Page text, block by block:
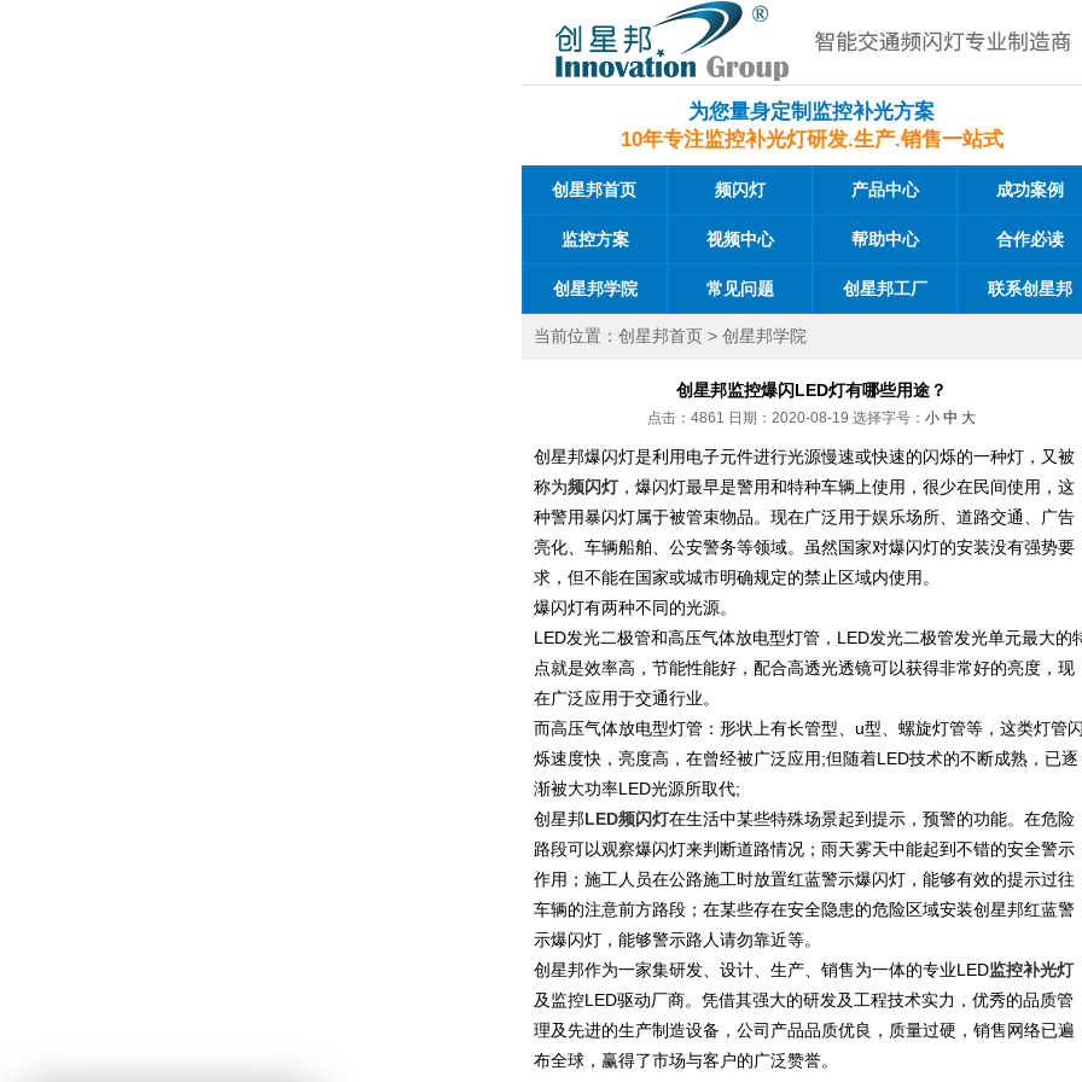
为您量身定制监控补光方案
10年专注监控补光灯研发.生产.销售一站式
创星邦首页 频闪灯 产品中心 成功案例
监控方案 视频中心 帮助中心 合作必读
创星邦学院 常见问题 创星邦工厂 联系创星邦
当前位置： 创星邦首页 > 创星邦学院
创星邦监控爆闪LED灯有哪些用途？
点击：4861 日期：2020-08-19 选择字号： 小 中 大
创星邦爆闪灯是利用电子元件进行光源慢速或快速的闪烁的一种灯，又被
称为频闪灯，爆闪灯最早是警用和特种车辆上使用，很少在民间使用，这
种警用暴闪灯属于被管束物品。现在广泛用于娱乐场所、道路交通、广告
亮化、车辆船舶、公安警务等领域。虽然国家对爆闪灯的安装没有强势要
求，但不能在国家或城市明确规定的禁止区域内使用。
爆闪灯有两种不同的光源。
LED发光二极管和高压气体放电型灯管，LED发光二极管发光单元最大的
点就是效率高，节能性能好，配合高透光透镜可以获得非常好的亮度，现
在广泛应用于交通行业。
而高压气体放电型灯管：形状上有长管型、u型、螺旋灯管等，这类灯管
烁速度快，亮度高，在曾经被广泛应用;但随着LED技术的不断成熟，已逐
渐被大功率LED光源所取代;
创星邦LED频闪灯在生活中某些特殊场景起到提示，预警的功能。在危险
路段可以观察爆闪灯来判断道路情况；雨天雾天中能起到不错的安全警示
作用；施工人员在公路施工时放置红蓝警示爆闪灯，能够有效的提示过往
车辆的注意前方路段；在某些存在安全隐患的危险区域安装创星邦红蓝警
示爆闪灯，能够警示路人请勿靠近等。
创星邦作为一家集研发、设计、生产、销售为一体的专业LED监控补光灯
及监控LED驱动厂商。凭借其强大的研发及工程技术实力，优秀的品质管
理及先进的生产制造设备，公司产品品质优良，质量过硬，销售网络已遍
布全球，赢得了市场与客户的广泛赞誉。